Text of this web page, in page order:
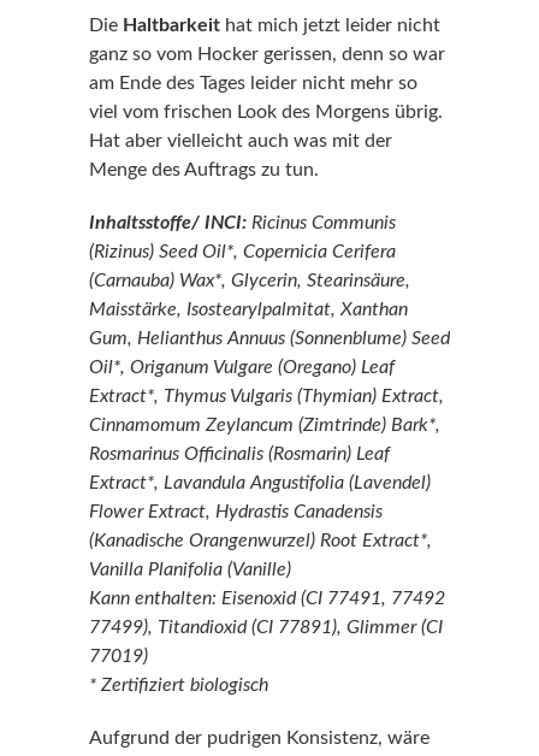
Die Haltbarkeit hat mich jetzt leider nicht
ganz so vom Hocker gerissen, denn so war
am Ende des Tages leider nicht mehr so
viel vom frischen Look des Morgens übrig.
Hat aber vielleicht auch was mit der
Menge des Auftrags zu tun.
Inhaltsstoffe/ INCI: Ricinus Communis
(Rizinus) Seed Oil*, Copernicia Cerifera
(Carnauba) Wax*, Glycerin, Stearinsäure,
Maisstärke, Isostearylpalmitat, Xanthan
Gum, Helianthus Annuus (Sonnenblume) Seed
Oil*, Origanum Vulgare (Oregano) Leaf
Extract*, Thymus Vulgaris (Thymian) Extract,
Cinnamomum Zeylancum (Zimtrinde) Bark*,
Rosmarinus Officinalis (Rosmarin) Leaf
Extract*, Lavandula Angustifolia (Lavendel)
Flower Extract, Hydrastis Canadensis
(Kanadische Orangenwurzel) Root Extract*,
Vanilla Planifolia (Vanille)
Kann enthalten: Eisenoxid (CI 77491, 77492
77499), Titandioxid (CI 77891), Glimmer (CI
77019)
* Zertifiziert biologisch
Aufgrund der pudrigen Konsistenz, wäre